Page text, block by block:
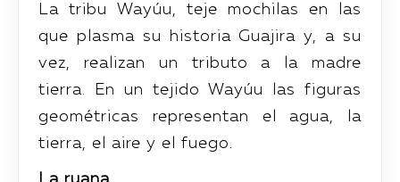
La tribu Wayúu, teje mochilas en las
que plasma su historia Guajira y, a su
vez, realizan un tributo a la madre
tierra. En un tejido Wayúu las figuras
geométricas representan el agua, la
tierra, el aire y el fuego.